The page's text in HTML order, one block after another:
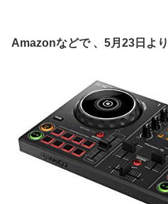
Amazonなどで 、5月23日よ